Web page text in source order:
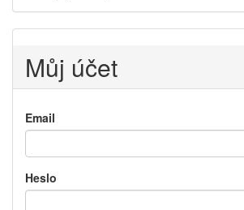
Můj účet
Email
Heslo